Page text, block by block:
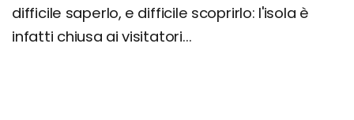
difficile saperlo, e difficile scoprirlo: l'isola è
infatti chiusa ai visitatori...